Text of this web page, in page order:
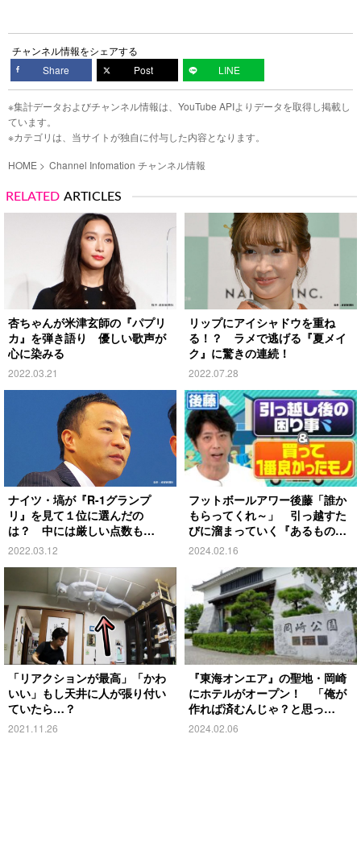
チャンネル情報をシェアする
Share
Post LINE
※集計データおよびチャンネル情報は、YouTube APIよりデータを取得し掲載し
ています。
※カテゴリは、当サイトが独自に付与した内容となります。
HOME Channel Infomation チャンネル情報
RELATED ARTICLES
杏ちゃんが米津玄師の『パプリ
カ』を弾き語り 優しい歌声が
心に染みる
2022.03.21
リップにアイシャドウを重ね
る！？ ラメで逃げる『夏メイ
ク』に驚きの連続！
2022.07.28
ナイツ・塙が『R-1グランプ
リ』を見て１位に選んだの
は？ 中には厳しい点数も…
2022.03.12
フットボールアワー後藤「誰か
もらってくれ～」 引っ越すた
びに溜まっていく『あるもの』
とは？
2024.02.16
「リアクションが最高」「かわ
いい」もし天井に人が張り付い
ていたら…？
2021.11.26
『東海オンエア』の聖地・岡崎
にホテルがオープン！ 「俺が
作れば済むんじゃ？と思っ
て…」
2024.02.06